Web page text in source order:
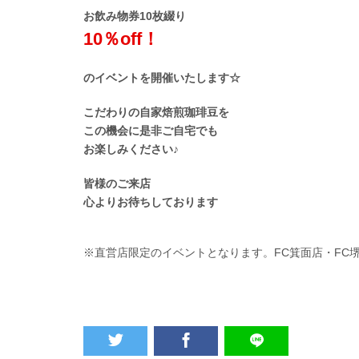
お飲み物券10枚綴り
10％off！
のイベントを開催いたします☆
こだわりの自家焙煎珈琲豆を
この機会に是非ご自宅でも
お楽しみください♪
皆様のご来店
心よりお待ちしております
※直営店限定のイベントとなります。FC箕面店・FC